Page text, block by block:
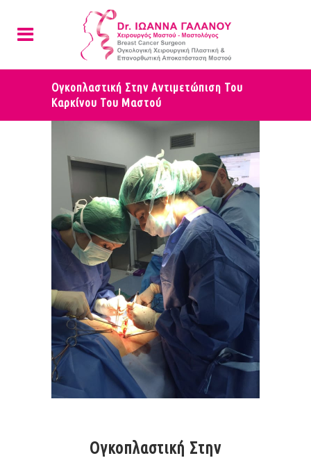
Ογκοπλαστική Στην Αντιμετώπιση Του
Καρκίνου Του Μαστού
Ογκοπλαστική Στην